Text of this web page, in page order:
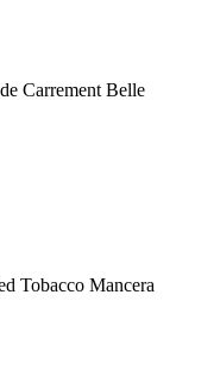
Carrement Belle
Tobacco Mancera